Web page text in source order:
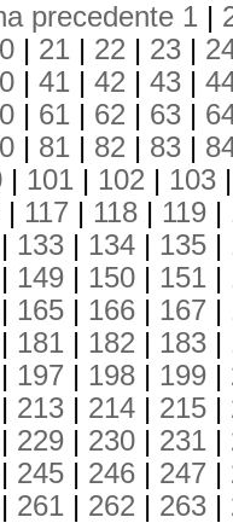
precedente 1 |
| 21 | 22 | 23 |
| 41 | 42 | 43 |
| 61 | 62 | 63 |
| 81 | 82 | 83 |
| 101 | 102 | 103
| 117 | 118 | 119 |
| 133 | 134 | 135 |
| 149 | 150 | 151 |
| 165 | 166 | 167 |
| 181 | 182 | 183 |
| 197 | 198 | 199 |
| 213 | 214 | 215 |
| 229 | 230 | 231 |
| 245 | 246 | 247 |
| 261 | 262 | 263 |